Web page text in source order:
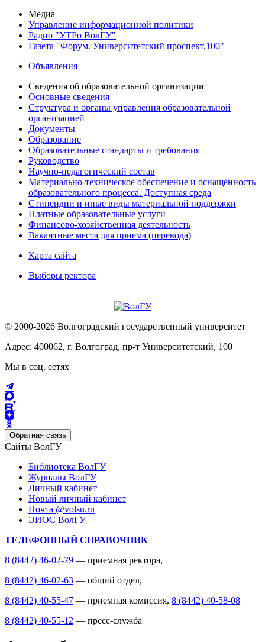
Медиа
Управление информационной политики
Радио "УТРо ВолГУ"
Газета "Форум. Университетский проспект,100"
Объявления
Сведения об образовательной организации
Основные сведения
Структура и органы управления образовательной
организацией
Документы
Образование
Образовательные стандарты и требования
Руководство
Научно-педагогический состав
Материально-техническое обеспечение и оснащённость
образовательного процесса. Доступная среда
Стипендии и иные виды материальной поддержки
Платные образовательные услуги
Финансово-хозяйственная деятельность
Вакантные места для приема (перевода)
Карта сайта
Выборы ректора
© 2000-2026 Волгоградский государственный университет
Адрес: 400062, г. Волгоград, пр-т Университетский, 100
Мы в соц. сетях
Обратная связь
Сайты ВолГУ
Библиотека ВолГУ
Журналы ВолГУ
Личный кабинет
Новый личный кабинет
Почта @volsu.ru
ЭИОС ВолГУ
ТЕЛЕФОННЫЙ СПРАВОЧНИК
8 (8442) 46-02-79 — приемная ректора,
8 (8442) 46-02-63 — общий отдел,
8 (8442) 40-55-47 — приемная комиссия, 8 (8442) 40-58-08
8 (8442) 40-55-12 — пресс-служба